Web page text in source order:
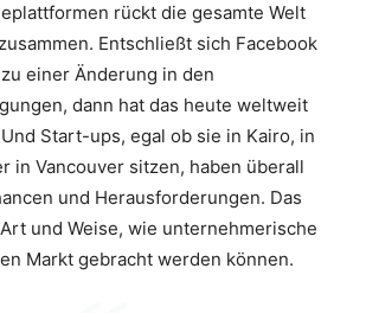
rückt die gesamte Welt
Entschließt sich Facebook
einer Änderung in den
dann hat das heute weltweit
Start-ups, egal ob sie in Kairo, in
in Vancouver sitzen, haben überall
und Herausforderungen. Das
und Weise, wie unternehmerische
Markt gebracht werden können.